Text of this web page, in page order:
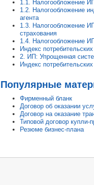
1.1. Налогообложение
1.2. Налогообложение
агента
1.3. Налогообложение
страхования
1.4. Налогообложение
Индекс потребительских
2. ИП: Упрощенная
Индекс потребительских
Популярные
Фирменный бланк
Договор об оказании
Договор на оказание
Типовой договор купли-
Резюме бизнес-плана